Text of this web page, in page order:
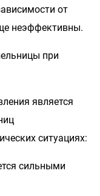
от
неэффективны.
при
является
ситуациях:
сильными